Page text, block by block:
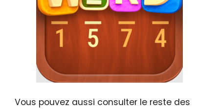
Vous pouvez aussi consulter le reste des